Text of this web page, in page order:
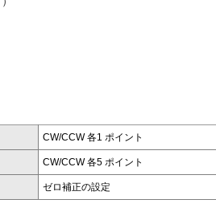
CW/CCW 各1 ポイント
CW/CCW 各5 ポイント
ゼロ補正の設定